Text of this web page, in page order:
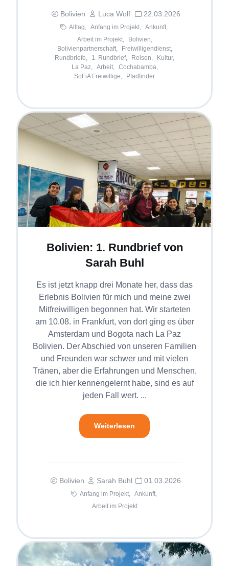
Bolivien Luca Wolf 22.03.2026
Alltag, Anfang im Projekt,
Ankunft,
Arbeit im Projekt,
Bolivien,
Bolivienpartnerschaft,
Freiwilligendienst,
Rundbriefe,
1. Rundbrief, Reisen,
Kultur,
La Paz,
Arbeit,
Cochabamba,
SoFiA Freiwillige,
Pfadfinder
Bolivien: 1. Rundbrief von
Sarah Buhl
Es ist jetzt knapp drei Monate her, dass das
Erlebnis Bolivien für mich und meine zwei
Mitfreiwilligen begonnen hat. Wir starteten
am 10.08. in Frankfurt, von dort ging es über
Amsterdam und Bogota nach La Paz
Bolivien. Der Abschied von unseren Familien
und Freunden war schwer und mit vielen
Tränen, aber die Erfahrungen und Menschen,
die ich hier kennengelernt habe, sind es auf
jeden Fall wert. ...
Weiterlesen
Bolivien Sarah Buhl 01.03.2026
Anfang im Projekt,
Ankunft,
Arbeit im Projekt